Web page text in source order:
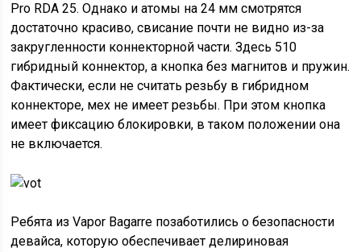
Pro RDA 25. Однако и атомы на 24 мм смотрятся
достаточно красиво, свисание почти не видно из-за
закругленности коннекторной части. Здесь 510
гибридный коннектор, а кнопка без магнитов и пружин.
Фактически, если не считать резьбу в гибридном
коннекторе, мех не имеет резьбы. При этом кнопка
имеет фиксацию блокировки, в таком положении она
не включается.
Ребята из Vapor Bagarre позаботились о безопасности
девайса, которую обеспечивает делириновая